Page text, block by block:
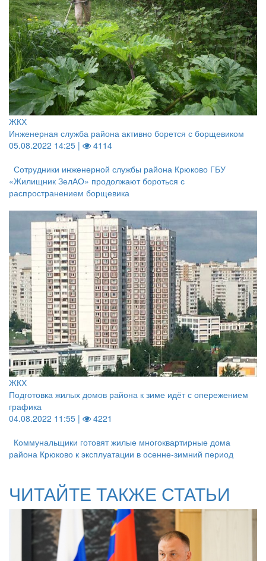
ЖКХ
Инженерная служба района активно борется с борщевиком
05.08.2022 14:25 |
4114
Сотрудники инженерной службы района Крюково ГБУ
«Жилищник ЗелАО» продолжают бороться с
распространением борщевика
ЖКХ
Подготовка жилых домов района к зиме идёт с опережением
графика
04.08.2022 11:55 |
4221
Коммунальщики готовят жилые многоквартирные дома
района Крюково к эксплуатации в осенне-зимний период
ЧИТАЙТЕ ТАКЖЕ СТАТЬИ